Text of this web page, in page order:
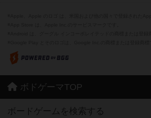
ボドゲーマTOP
ボードゲームを検索する